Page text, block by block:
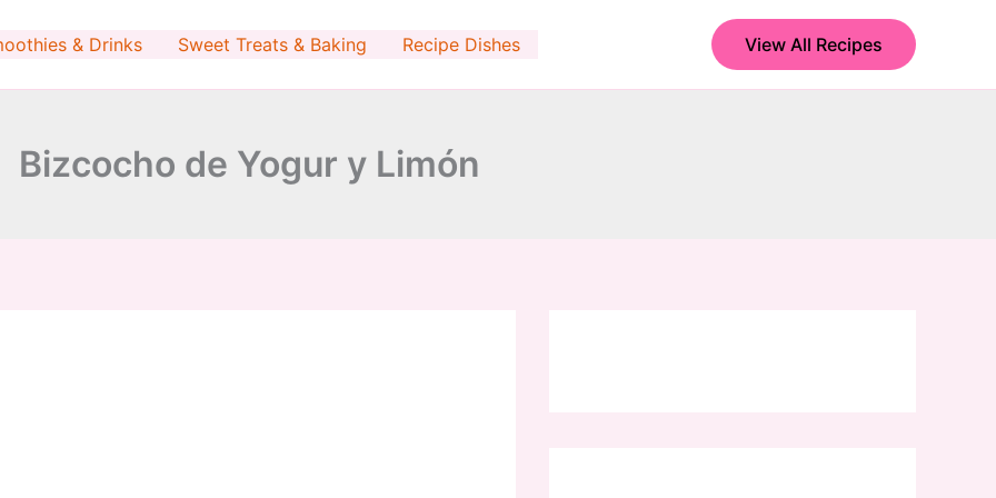
& Drinks Sweet Treats & Baking Recipe Dishes View All Recipes
Bizcocho de Yogur y Limón